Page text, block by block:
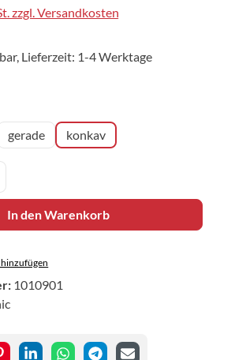
zzgl. Versandkosten
Lieferzeit: 1-4 Werktage
gerade konkav
Gib den gewünschten
In den Warenkorb
1010901